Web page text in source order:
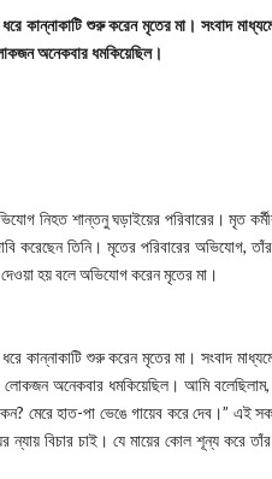
কান্নাকাটি শুরু করেন মৃতের মা। সংবাদ
অনেকবার ধমকিয়েছিল।
নিহত শান্তনু ঘড়াইয়ের পরিবারের। মৃত কর্মীর
করেছেন তিনি। মৃতের পরিবারের অভিযোগ,
হয় বলে অভিযোগ করেন মৃতের মা।
কান্নাকাটি শুরু করেন মৃতের মা। সংবাদ
অনেকবার ধমকিয়েছিল। আমি
মেরে হাত-পা ভেঙে গায়েব করে দেব।” এই
বিচার চাই। যে মায়ের কোল শূন্য করে